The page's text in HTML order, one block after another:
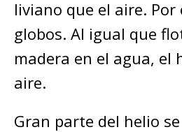
liviano que el aire.
globos. Al igual que
madera en el agua, el
aire.
Gran parte del helio